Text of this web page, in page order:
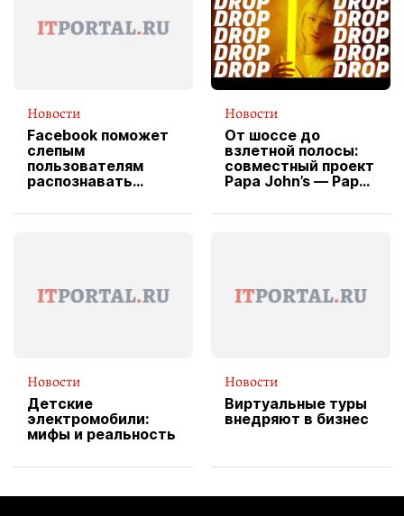
Новости
Facebook поможет
слепым
пользователям
распознавать
Новости
От шоссе до
взлетной полосы:
совместный проект
Papa John’s — Papa
вводит
Новости
Детские
электромобили:
мифы и реальность
Новости
Виртуальные туры
внедряют в бизнес